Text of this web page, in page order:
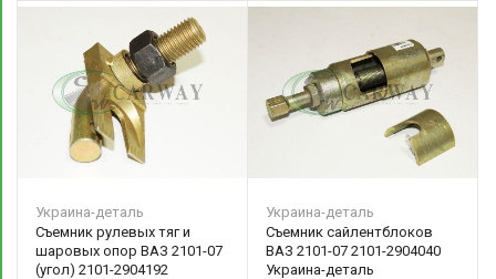
Украина-деталь
Съемник рулевых тяг и
шаровых опор ВАЗ 2101-07
(угол) 2101-2904192
Украина-деталь
Съемник сайлентблоков
ВАЗ 2101-07 2101-2904040
Украина-деталь